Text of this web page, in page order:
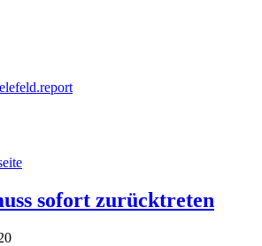
sofort zurücktreten